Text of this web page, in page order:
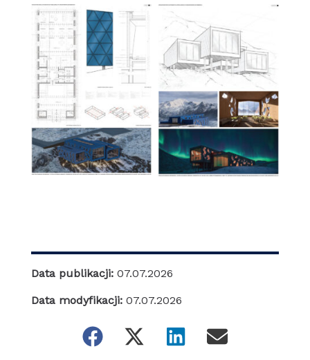
Data publikacji: 07.07.2026
Data modyfikacji: 07.07.2026